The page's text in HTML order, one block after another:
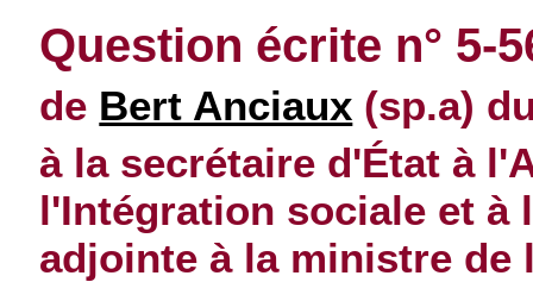
Question écrite n° 5-
de Bert Anciaux (sp.a)
à la secrétaire d'État à
l'Intégration sociale et à
adjointe à la ministre de